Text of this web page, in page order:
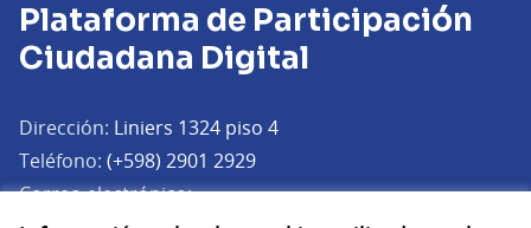
Plataforma de Participación
Ciudadana Digital
Dirección: Liniers 1324 piso 4
Teléfono: (+598) 2901 2929
Correo electrónico: